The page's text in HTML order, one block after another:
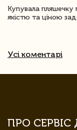
Купувала пляшечку
якістю та ціною
Усі коментарі
ПРО СЕРВІС